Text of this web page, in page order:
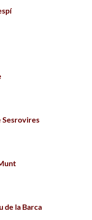
Sesrovires
de la Barca